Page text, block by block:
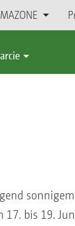
17. bis 19.